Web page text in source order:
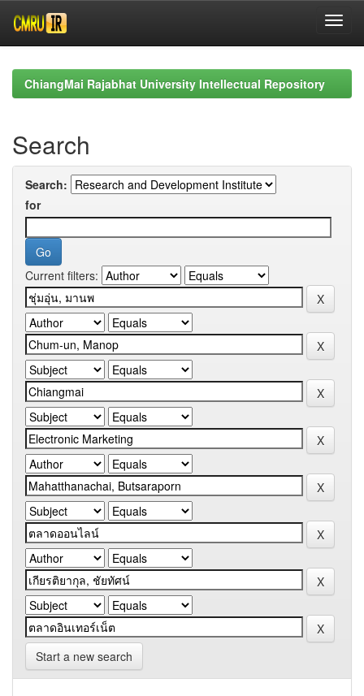
navigationChiangMai Rajabhat University Intellectual Repository
Search
Search:
for
Current filters:
Start a new search